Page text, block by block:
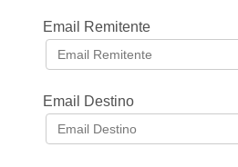
Email Remitente
Email Destino